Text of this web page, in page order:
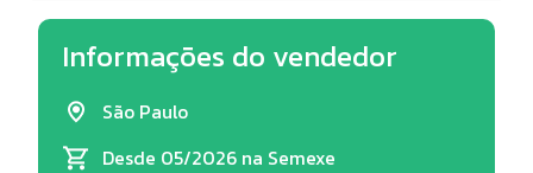
Informações do vendedor
São Paulo
Desde 05/2026 na Semexe